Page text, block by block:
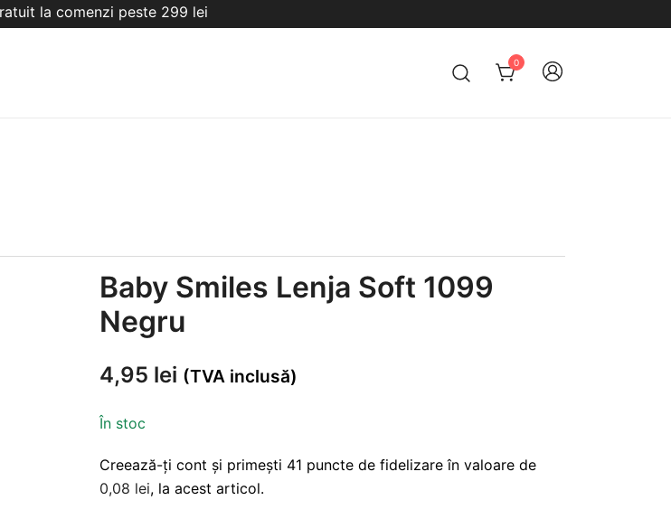
la comenzi peste 299 lei
0
Baby Smiles Lenja Soft 1099
Negru
4,95 lei (TVA inclusă)
În stoc
Creează-ți cont și primești 41 puncte de fidelizare în valoare de
0,08 lei, la acest articol.